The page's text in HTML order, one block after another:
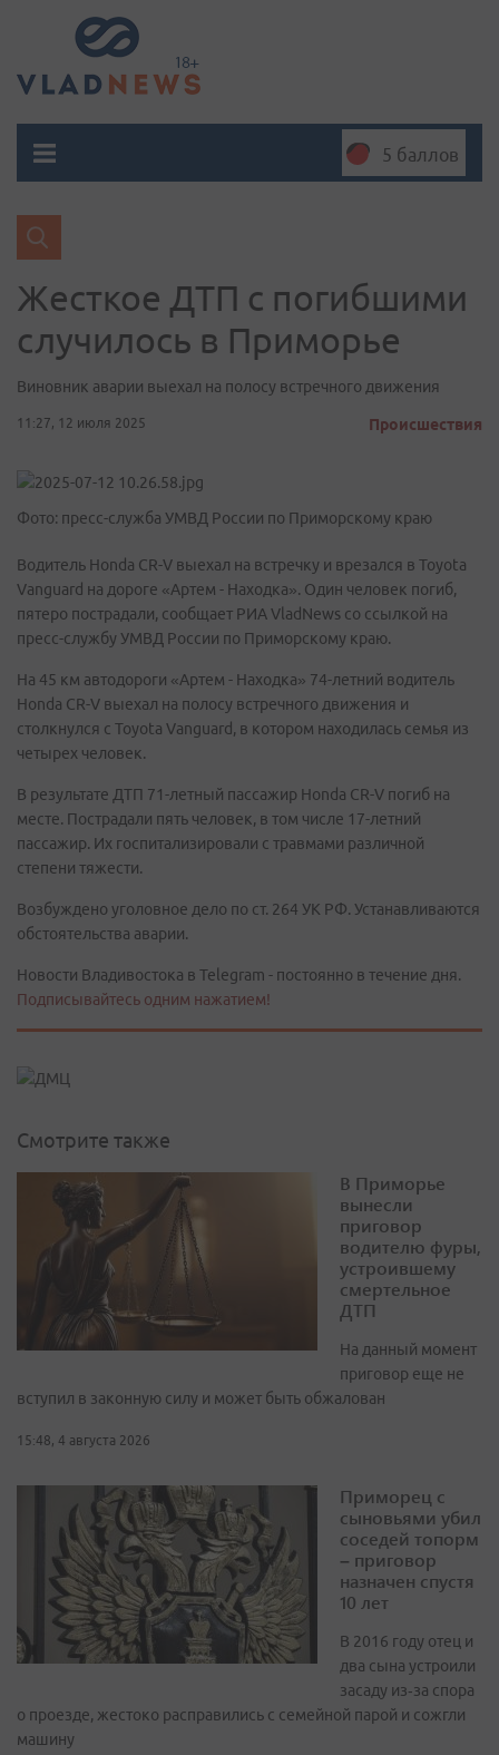
5 баллов
Жесткое ДТП с погибшими
случилось в Приморье
Виновник аварии выехал на полосу встречного движения
11:27, 12 июля 2025 Происшествия
Фото: пресс-служба УМВД России по Приморскому краю
Водитель Honda CR-V выехал на встречку и врезался в Toyota
Vanguard на дороге «Артем - Находка». Один человек погиб,
пятеро пострадали, сообщает РИА VladNews со ссылкой на
пресс-службу УМВД России по Приморскому краю.
На 45 км автодороги «Артем - Находка» 74-летний водитель
Honda CR-V выехал на полосу встречного движения и
столкнулся с Toyota Vanguard, в котором находилась семья из
четырех человек.
В результате ДТП 71-летный пассажир Honda CR-V погиб на
месте. Пострадали пять человек, в том числе 17-летний
пассажир. Их госпитализировали с травмами различной
степени тяжести.
Возбуждено уголовное дело по ст. 264 УК РФ. Устанавливаются
обстоятельства аварии.
Новости Владивостока в Telegram - постоянно в течение дня.
Подписывайтесь одним нажатием!
Смотрите также
В Приморье
вынесли
приговор
водителю фуры,
устроившему
смертельное
ДТП
На данный момент
приговор еще не
вступил в законную силу и может быть обжалован
15:48, 4 августа 2026
Приморец с
сыновьями убил
соседей топорм
– приговор
назначен спустя
10 лет
В 2016 году отец и
два сына устроили
засаду из‑за спора
о проезде, жестоко расправились с семейной парой и сожгли
машину